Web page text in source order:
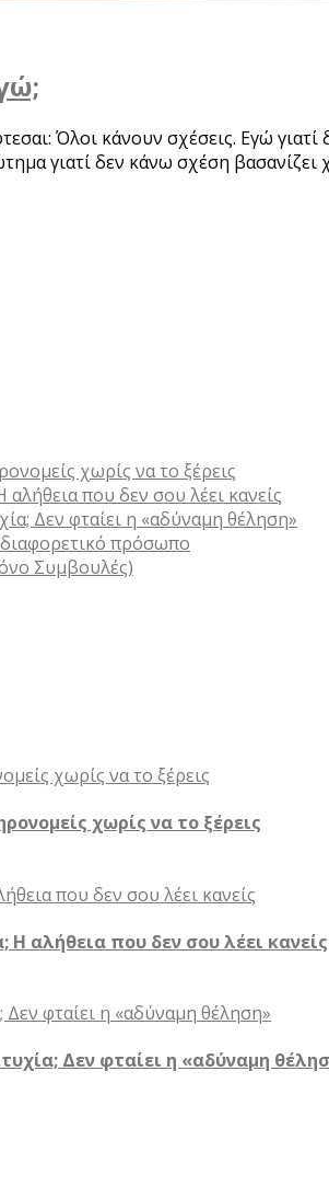
Όλοι κάνουν σχέσεις. Εγώ
γιατί δεν κάνω σχέση
χωρίς να το ξέρεις
που δεν σου λέει κανείς
Δεν φταίει η «αδύναμη θέληση»
διαφορετικό πρόσωπο
Συμβουλές)
χωρίς να το ξέρεις
αλήθεια που δεν σου λέει κανείς
Δεν φταίει η «αδύναμη